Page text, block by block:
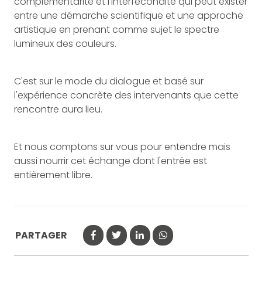
entre une démarche scientifique et une approche
artistique en prenant comme sujet le spectre
lumineux des couleurs.
C'est sur le mode du dialogue et basé sur
l'expérience concrète des intervenants que cette
rencontre aura lieu.
Et nous comptons sur vous pour entendre mais
aussi nourrir cet échange dont l'entrée est
entièrement libre.
PARTAGER